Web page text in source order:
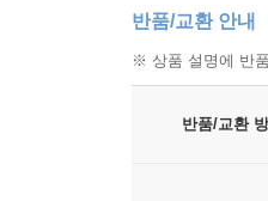
반품/교환 안내
※ 상품 설명에 반
반품/교환